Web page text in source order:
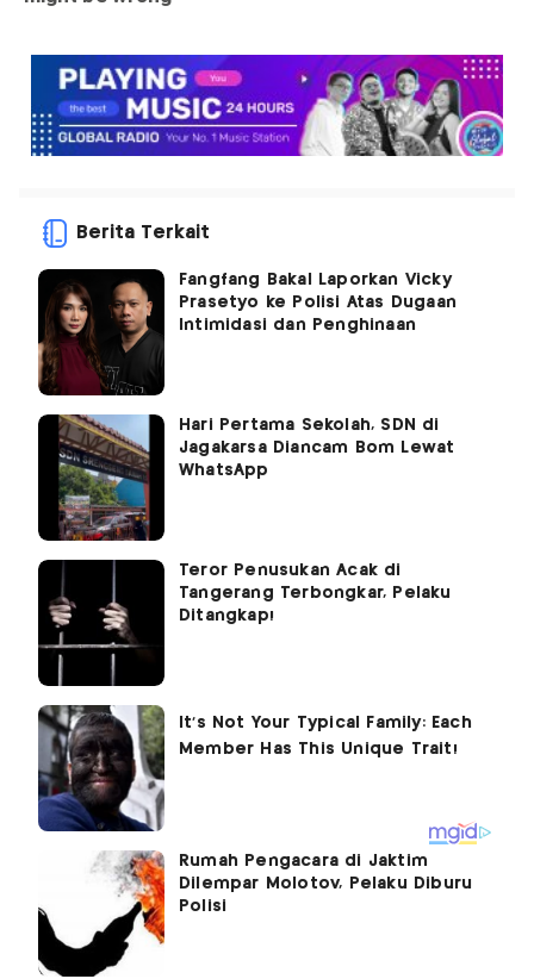
Berita Terkait
Fangfang Bakal Laporkan Vicky
Prasetyo ke Polisi Atas Dugaan
Intimidasi dan Penghinaan
Hari Pertama Sekolah, SDN di
Jagakarsa Diancam Bom Lewat
WhatsApp
Teror Penusukan Acak di
Tangerang Terbongkar, Pelaku
Ditangkap!
Rumah Pengacara di Jaktim
Dilempar Molotov, Pelaku Diburu
Polisi